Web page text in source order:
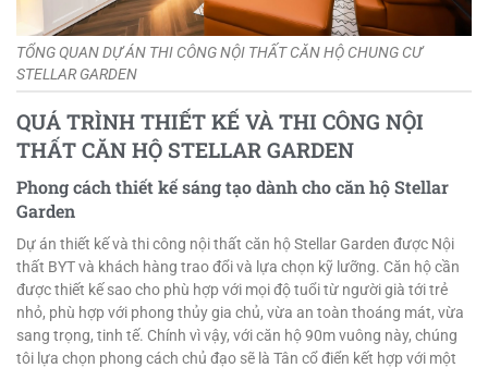
TỔNG QUAN DỰ ÁN THI CÔNG NỘI THẤT CĂN HỘ CHUNG CƯ
STELLAR GARDEN
QUÁ TRÌNH THIẾT KẾ VÀ THI CÔNG NỘI
THẤT CĂN HỘ STELLAR GARDEN
Phong cách thiết kế sáng tạo dành cho căn hộ Stellar
Garden
Dự án thiết kế và thi công nội thất căn hộ Stellar Garden được Nội
thất BYT và khách hàng trao đổi và lựa chọn kỹ lưỡng. Căn hộ cần
được thiết kế sao cho phù hợp với mọi độ tuổi từ người già tới trẻ
nhỏ, phù hợp với phong thủy gia chủ, vừa an toàn thoáng mát, vừa
sang trọng, tinh tế. Chính vì vậy, với căn hộ 90m vuông này, chúng
tôi lựa chọn phong cách chủ đạo sẽ là Tân cổ điển kết hợp với một